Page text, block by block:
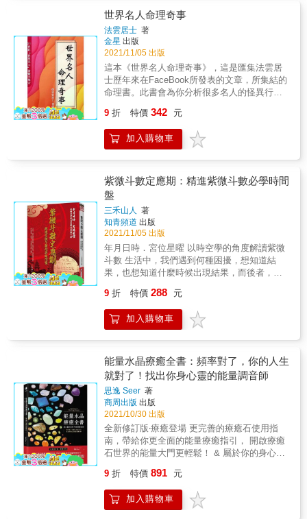
療，老母親的免疫力和體力差，若沒有先休養
一陣就做化療，五至七天就會身亡。無奈他們
決意讓母親接受化療，老人家只撐了七天就走
了&hellip;&hellip; 「面對生命關頭，命理能提
供的，是多一個機會讓你去觀察事物的緣由，
好好整理思緒，若能配合命格及先後天條件，
全盤瞭解當下情況和所掌握的優勢，也許就能
訴家人，或者可以換不同醫院再做一次詳細檢
查，甚至冷靜思考是否讓母親選擇其他療養方
式&hellip;&hellip;或許與母親相處的時間會再多
擇！ 什麼時候才能買到好房子？ ■最近很多人
來問我：「有老師要我現在立刻買房子，說是
能補漏財的流年運勢，我該買嗎？」 「在走漏
財、破財運時去購屋，反而容易買到讓你漏
財、破財的壞風水房子（就像在運氣不好時偏
要換工作或找工作，很難找到合適、安穩的好
工作），結果反而讓傷害、破財、壞運無限延
續，帶來更多的麻煩、更大的壞運！」 「在好
運時充分運用好運氣、好緣分購買到有優良地
理風水的好房子，在未來八字命格走到壞運氣
中和部分的壞運氣！」 &rarr;買房當然要在相對
好運時買，才能中和未來可能出現的壞運氣！
改八字就能改變命運？ ■一名女性為了感情之
八字不是自己真正的生日，才發現她的命盤呈
現出多次婚姻並具有剋親傷子的命格，家人擔
心影響她的姻緣，聽從其他命理老師的告誡，
為她重新編排一個婚姻關係、生活家庭樣樣都
好的生辰八字&hellip;&hellip; 「就算冥想的生
辰八字是錯的，也不會改變卦象結果！在這個
世界上，真正的妳只有一個，妳的感情對象也
別無他人&hellip;&hellip;」 「人因為相信改八
怕大過於改八字的真正效果。」 &rarr;人的出生
時辰是鐵一般的事實，改八字只能算名義上的
更改！ 人生可以超前部署？ ■命理師早在孩子
出生時就排過命盤，提醒要留意孩子的小學學
會更開運喔！
世界名人命理奇事
法雲居士 著
金星 出版
2021/11/05 出版
這本《世界名人命理奇事》，這是匯集法雲居
士歷年來在FaceBook所發表的文章，所集結的
命理書。此書會為你分析很多名人的怪異行
格所發展出的處世方法及判斷、決擇與結果的
關鍵問題。讓你了解世界精英的特殊思維，做
為你日後的參考。
9 折 特價 342 元
加入購物車
紫微斗數定應期：精進紫微斗數必學時間
盤
三禾山人 著
知青頻道 出版
2021/11/05 出版
年月日時．宮位星曜 以時空學的角度解讀紫微
斗數 生活中，我們遇到何種困擾，想知道結
果，也想知道什麼時候出現結果，而後者，就
你、我、他都是時間中游弋的一條小魚，時間
囚禁了我們也養育了我們。 時間，它是我們這
本書要介紹的主要重點，是我們用來預測的憑
和空間組成時空客體，這是我們生活的疆域和
命運演繹的舞臺。時間，是萬能的，不管你怎
麼想怎麼做，時間，用它的方式記錄最真實的
資訊，等待能解讀它的人。
9 折 特價 288 元
加入購物車
能量水晶療癒全書：頻率對了，你的人生
就對了！找出你身心靈的能量調音師
思逸 Seer 著
商周出版 出版
2021/10/30 出版
全新修訂版‧療癒登場 更完善的療癒石使用指
南，帶給你更全面的能量療癒指引， 開啟療癒
石世界的能量大門更輕鬆！ & 屬於你的身心靈
色彩光能 &times; 化學元素著手， 深入分析
112種療癒石能量特性， 找到真正適合自己的
人生能量調音師！ & & ‧收錄療癒石新增為112
9 折 特價 891 元
加入購物車